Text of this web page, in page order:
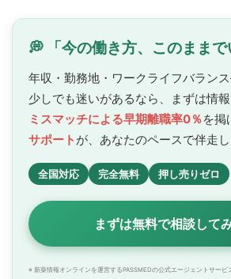
💭 「今の働き方、このままで
年収・勤務地・ワークライフバラン
少しでも迷いがあるなら、まずは情報
ミスマッチによる早期離職率0％を掲
サポート が、あなたのペースで伴走し
全国対応 完全無料 押し売りゼロ
まずは無料で相談して
※ 新薬情報オンラインを運営するPASSMEDの公式エージェントサービ